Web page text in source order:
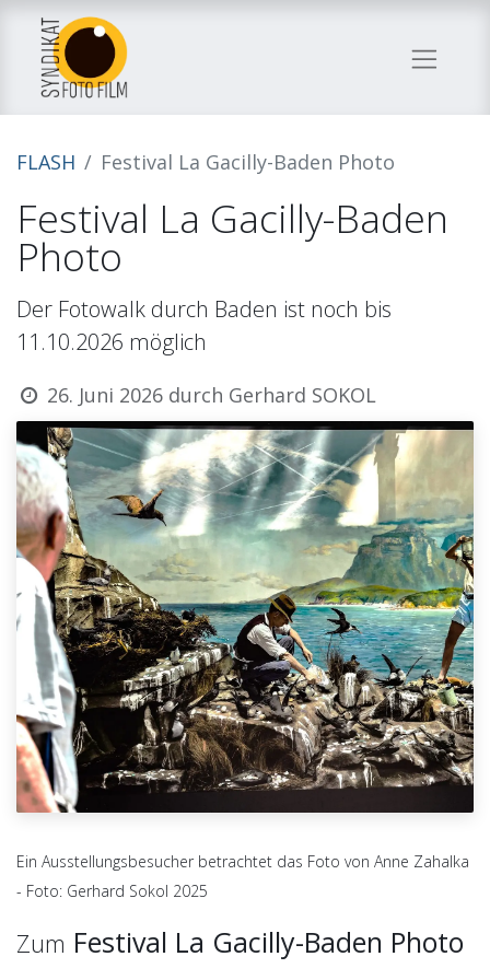
FLASH Festival La Gacilly-Baden Photo
Festival La Gacilly-Baden
Photo
Der Fotowalk durch Baden ist noch bis
11.10.2026 möglich
26. Juni 2026 durch Gerhard SOKOL
Ein Ausstellungsbesucher betrachtet das Foto von Anne Zahalka
- Foto: Gerhard Sokol 2025
Zum Festival La Gacilly-Baden Photo